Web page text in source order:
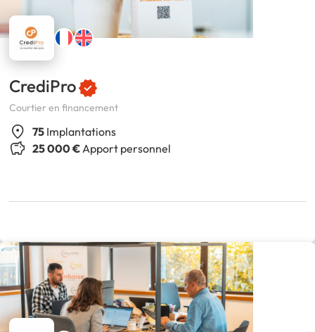
CrediPro
Courtier en financement
75 Implantations
25 000 € Apport personnel